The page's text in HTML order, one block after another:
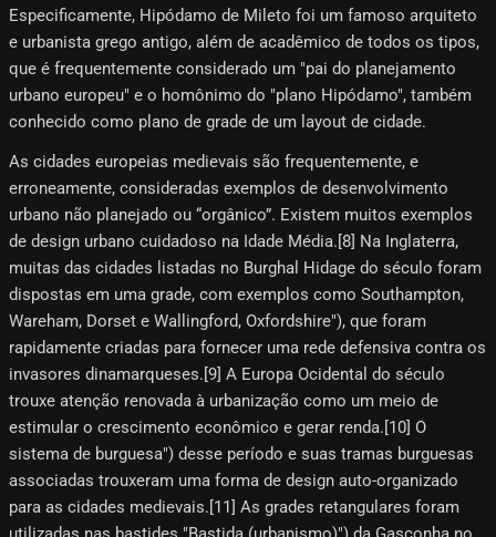
Especificamente, Hipódamo ​​de Mileto foi um famoso arquiteto
e urbanista grego antigo, além de acadêmico de todos os tipos,
que é frequentemente considerado um "pai do planejamento
urbano europeu" e o homônimo do "plano Hipódamo", também
conhecido como plano de grade de um layout de cidade.
As cidades europeias medievais são frequentemente, e
erroneamente, consideradas exemplos de desenvolvimento
urbano não planejado ou “orgânico”. Existem muitos exemplos
de design urbano cuidadoso na Idade Média.[8]​ Na Inglaterra,
muitas das cidades listadas no Burghal Hidage do século foram
dispostas em uma grade, com exemplos como Southampton,
Wareham, Dorset e Wallingford, Oxfordshire"), que foram
rapidamente criadas para fornecer uma rede defensiva contra os
invasores dinamarqueses.[9]​ A Europa Ocidental do século
trouxe atenção renovada à urbanização como um meio de
estimular o crescimento econômico e gerar renda.[10]​ O
sistema de burguesa") desse período e suas tramas burguesas
associadas trouxeram uma forma de design auto-organizado
para as cidades medievais.[11] As grades retangulares foram